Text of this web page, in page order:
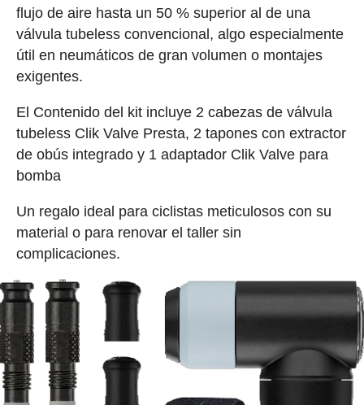
flujo de aire hasta un 50 % superior al de una
válvula tubeless convencional, algo especialmente
útil en neumáticos de gran volumen o montajes
exigentes.
El Contenido del kit incluye 2 cabezas de válvula
tubeless Clik Valve Presta, 2 tapones con extractor
de obús integrado y 1 adaptador Clik Valve para
bomba
Un regalo ideal para ciclistas meticulosos con su
material o para renovar el taller sin
complicaciones.